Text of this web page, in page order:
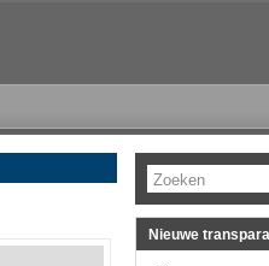
Zoeken
Nieuwe